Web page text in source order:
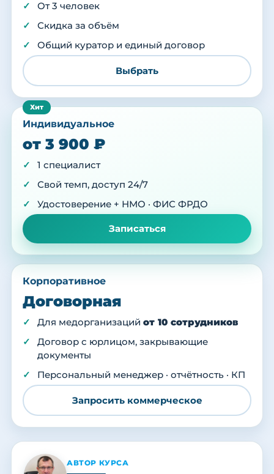
От 3 человек
Скидка за объём
Общий куратор и единый договор
Выбрать
Индивидуальное
от 3 900 ₽
1 специалист
Свой темп, доступ 24/7
Удостоверение + НМО · ФИС ФРДО
Записаться
Корпоративное
Договорная
Для медорганизаций от 10 сотрудников
Договор с юрлицом, закрывающие
документы
Персональный менеджер · отчётность · КП
Запросить коммерческое
АВТОР КУРСА